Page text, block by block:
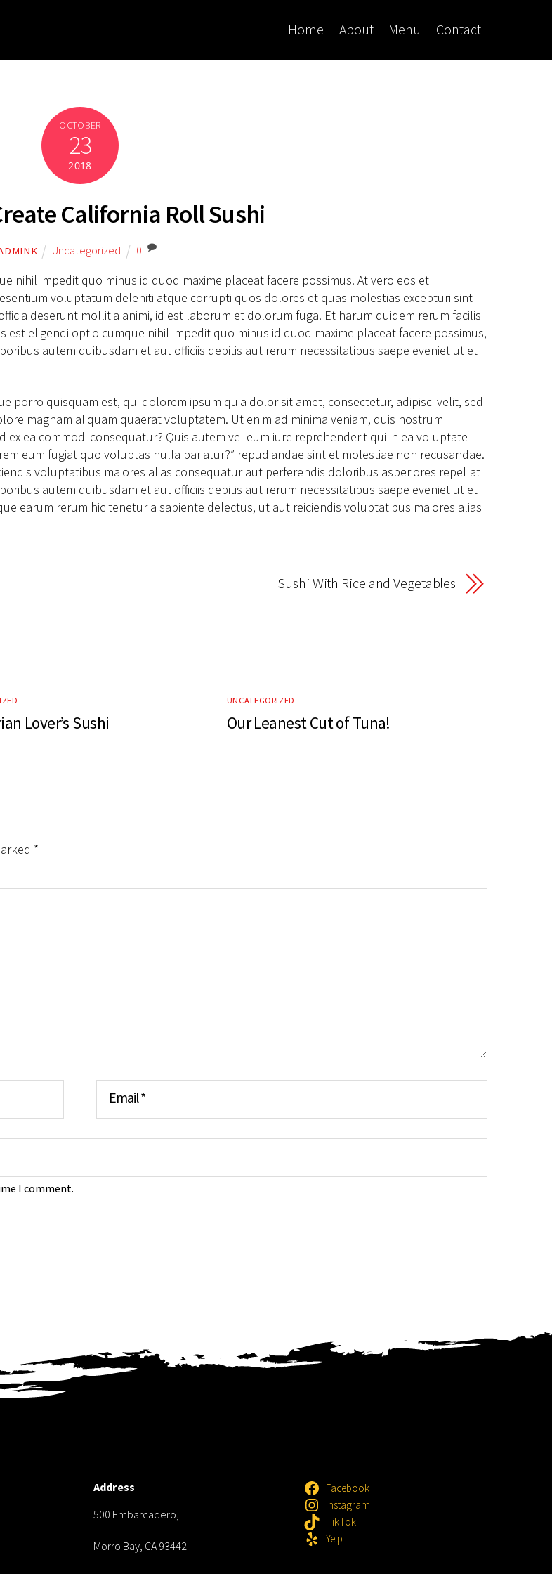
Home About Menu Contact
OCTOBER
23
2018
California Roll Sushi
Uncategorized 0
nihil impedit quo minus id quod maxime placeat facere possimus. At vero eos et
voluptatum deleniti atque corrupti quos dolores et quas molestias excepturi sint
deserunt mollitia animi, id est laborum et dolorum fuga. Et harum quidem rerum facilis
eligendi optio cumque nihil impedit quo minus id quod maxime placeat facere possimus,
autem quibusdam et aut officiis debitis aut rerum necessitatibus saepe eveniet ut et
porro quisquam est, qui dolorem ipsum quia dolor sit amet, consectetur, adipisci velit, sed
magnam aliquam quaerat voluptatem. Ut enim ad minima veniam, quis nostrum
ea commodi consequatur? Quis autem vel eum iure reprehenderit qui in ea voluptate
eum fugiat quo voluptas nulla pariatur?” repudiandae sint et molestiae non recusandae.
voluptatibus maiores alias consequatur aut perferendis doloribus asperiores repellat
autem quibusdam et aut officiis debitis aut rerum necessitatibus saepe eveniet ut et
earum rerum hic tenetur a sapiente delectus, ut aut reiciendis voluptatibus maiores alias
Sushi With Rice and Vegetables
Lover’s Sushi
UNCATEGORIZED
Our Leanest Cut of Tuna!
*
Email*
I comment.
Address
500 Embarcadero,
Morro Bay, CA 93442
Facebook
Instagram
TikTok
Yelp